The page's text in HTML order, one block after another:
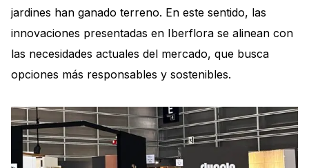
jardines han ganado terreno. En este sentido, las
innovaciones presentadas en Iberflora se alinean con
las necesidades actuales del mercado, que busca
opciones más responsables y sostenibles.